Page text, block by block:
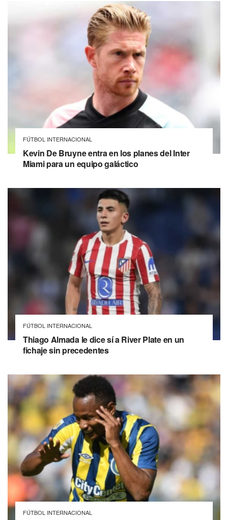
FÚTBOL INTERNACIONAL
Kevin De Bruyne entra en los planes del Inter
Miami para un equipo galáctico
FÚTBOL INTERNACIONAL
Thiago Almada le dice sí a River Plate en un
fichaje sin precedentes
FÚTBOL INTERNACIONAL